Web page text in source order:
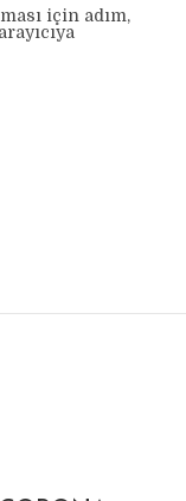
için adım,